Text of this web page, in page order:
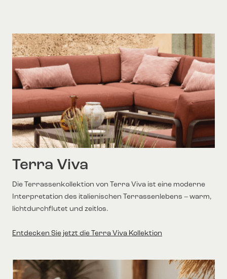
Terra Viva
Die Terrassenkollektion von Terra Viva ist eine moderne
Interpretation des italienischen Terrassenlebens – warm,
lichtdurchflutet und zeitlos.
Entdecken Sie jetzt die Terra Viva Kollektion